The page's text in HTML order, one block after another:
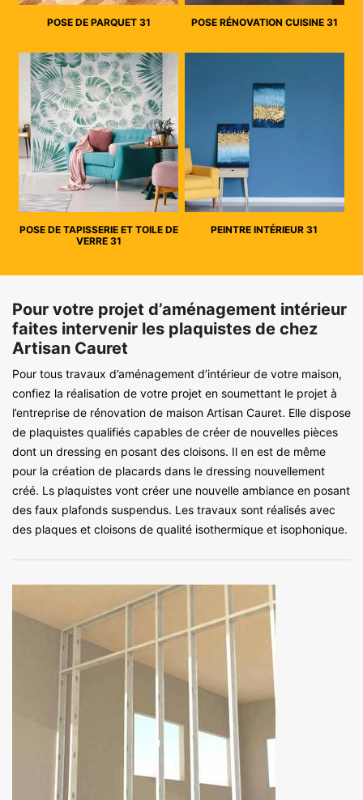
POSE DE PARQUET 31 POSE RÉNOVATION CUISINE 31
POSE DE TAPISSERIE ET TOILE DE
VERRE 31
PEINTRE INTÉRIEUR 31
Pour votre projet d’aménagement intérieur
faites intervenir les plaquistes de chez
Artisan Cauret
Pour tous travaux d’aménagement d’intérieur de votre maison,
confiez la réalisation de votre projet en soumettant le projet à
l’entreprise de rénovation de maison Artisan Cauret. Elle dispose
de plaquistes qualifiés capables de créer de nouvelles pièces
dont un dressing en posant des cloisons. Il en est de même
pour la création de placards dans le dressing nouvellement
créé. Ls plaquistes vont créer une nouvelle ambiance en posant
des faux plafonds suspendus. Les travaux sont réalisés avec
des plaques et cloisons de qualité isothermique et isophonique.